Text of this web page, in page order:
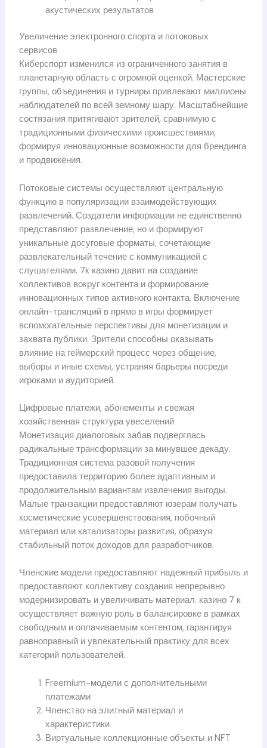
акустических результатов
Увеличение электронного спорта и потоковых
сервисов
Киберспорт изменился из ограниченного занятия в
планетарную область с огромной оценкой. Мастерские
группы, объединения и турниры привлекают миллионы
наблюдателей по всей земному шару. Масштабнейшие
состязания притягивают зрителей, сравнимую с
традиционными физическими происшествиями,
формируя инновационные возможности для брендинга
и продвижения.
Потоковые системы осуществляют центральную
функцию в популяризации взаимодействующих
развлечений. Создатели информации не единственно
представляют развлечение, но и формируют
уникальные досуговые форматы, сочетающие
развлекательный течение с коммуникацией с
слушателями. 7k казино давит на создание
коллективов вокруг контента и формирование
инновационных типов активного контакта. Включение
онлайн-трансляций в прямо в игры формирует
вспомогательные перспективы для монетизации и
захвата публики. Зрители способны оказывать
влияние на геймерский процесс через общение,
выборы и иные схемы, устраняя барьеры посреди
игроками и аудиторией.
Цифровые платежи, абонементы и свежая
хозяйственная структура увеселений
Монетизация диалоговых забав подверглась
радикальные трансформации за минувшее декаду.
Традиционная система разовой получения
предоставила территорию более адаптивным и
продолжительным вариантам извлечения выгоды.
Малые транзакции предоставляют юзерам получать
косметические усовершенствования, побочный
материал или катализаторы развития, образуя
стабильный поток доходов для разработчиков.
Членские модели предоставляют надежный прибыль и
предоставляют коллективу создания непрерывно
модернизировать и увеличивать материал. казино 7 к
осуществляет важную роль в балансировке в рамках
свободным и оплачиваемым контентом, гарантируя
равноправный и увлекательный практику для всех
категорий пользователей.
Freemium-модели с дополнительными
платежами
Членство на элитный материал и
характеристики
Виртуальные коллекционные объекты и NFT